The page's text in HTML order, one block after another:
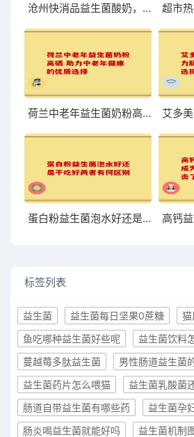
沧州快消品益生菌酸奶，口感与营养到底够不够尝鲜？
荷兰中老年益生菌奶粉高硒 助力中老年健康的优质选择
蛋白粉益生菌泡水好还是干吃好两者有何区别
标签列表
益生菌 益生菌每日坚果0蔗糖
猫
鱼吃哪种益生菌好些呢
益生菌饮料
蔓越莓多肽益生菌
男性肠道益生菌
益生菌药片怎么喂猫
益生菌乳酸菌
肠道自带益生菌有哪些药
益生菌孕
肠炎喝益生菌就能好吗
益生菌机制